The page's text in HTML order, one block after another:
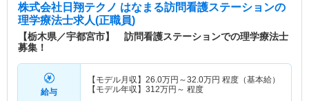
株式会社日翔テクノ はなまる訪問看護ステーションの
理学療法士求人(正職員)
【栃木県／宇都宮市】 訪問看護ステーションでの理学療法士
募集！
給与
【モデル月収】 26.0万円～32.0万円 程度（基本給）
【モデル年収】 312万円～ 程度